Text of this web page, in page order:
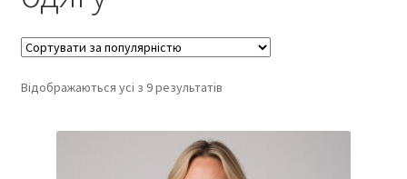
Про нас
Контакти
Доставка
Відображаються усі з 9 результатівВідсортовано